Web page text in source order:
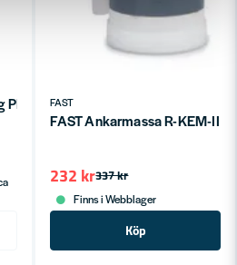
PRO – Effektivt Verktyg för
FAST
FAST Ankarmassa R-KEM-II
337 kr
232 kr
Finns i Webblager
Köp